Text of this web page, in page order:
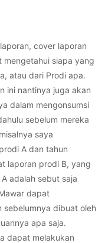
cover laporan
mengetahui siapa yang
atau dari Prodi apa.
ini nantinya juga akan
dalam mengonsumsi
sebelum mereka
saya
A dan tahun
laporan prodi B, yang
adalah sebut saja
dapat
sebelumnya dibuat oleh
apa saja.
dapat melakukan